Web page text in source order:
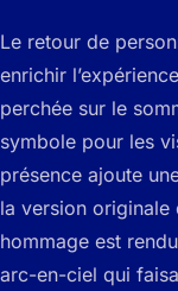
Le retour de
enrichir
perchée sur le
symbole pour les
présence ajoute
la version originale
hommage est
arc-en-ciel qui